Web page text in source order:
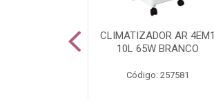
CLIMATIZADOR AR 4EM1
10L 65W BRANCO
Código: 257581